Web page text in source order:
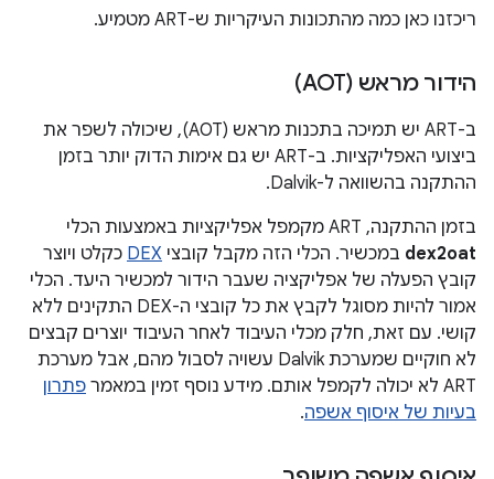
ריכזנו כאן כמה מהתכונות העיקריות ש-ART מטמיע.
הידור מראש (AOT)
ב-ART יש תמיכה בתכנות מראש (AOT), שיכולה לשפר את
ביצועי האפליקציות. ב-ART יש גם אימות הדוק יותר בזמן
ההתקנה בהשוואה ל-Dalvik.
בזמן ההתקנה, ART מקמפל אפליקציות באמצעות הכלי
dex2oat במכשיר. הכלי הזה מקבל קובצי DEX כקלט ויוצר
קובץ הפעלה של אפליקציה שעבר הידור למכשיר היעד. הכלי
אמור להיות מסוגל לקבץ את כל קובצי ה-DEX התקינים ללא
קושי. עם זאת, חלק מכלי העיבוד לאחר העיבוד יוצרים קבצים
לא חוקיים שמערכת Dalvik עשויה לסבול מהם, אבל מערכת
ART לא יכולה לקמפל אותם. מידע נוסף זמין במאמר
פתרון
בעיות של איסוף אשפה.